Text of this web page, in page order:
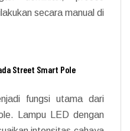
secara manual di
Street Smart Pole
fungsi utama dari
Lampu LED dengan